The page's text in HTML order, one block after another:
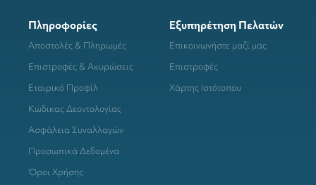
Πληροφορίες
Αποστολές & Πληρωμές
Επιστροφές & Ακυρώσεις
Εταιρικό Προφίλ
Κώδικας Δεοντολογίας
Ασφάλεια Συναλλαγών
Προσωπικά Δεδομένα
Όροι Χρήσης
Εξυπηρέτηση Πελατών
Επικοινωνήστε μαζί μας
Επιστροφές
Χάρτης Ιστότοπου